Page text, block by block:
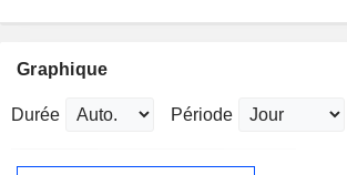
Graphique
Durée Période